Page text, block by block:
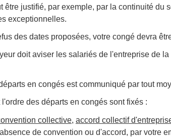
être justifié, par exemple, par la continuité
exceptionnelles.
des dates proposées, votre congé devra
doit aviser les salariés de l'entreprise de
en congés est communiqué par tout
l'ordre des départs en congés sont fixés :
collective, accord collectif
de convention ou d'accord, par votre